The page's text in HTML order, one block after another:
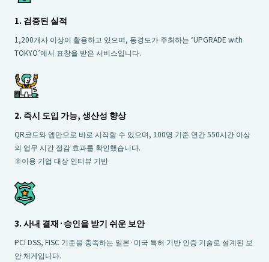
1. 검증된 실적
1,200개사 이상이 활용하고 있으며, 동경도가 주최하는 ‘UPGRADE with
TOKYO’에서 표창을 받은 서비스입니다.
2. 즉시 도입 가능, 생산성 향상
QR코드와 앱만으로 바로 시작할 수 있으며, 100명 기준 연간 550시간 이상
의 업무 시간 절감 효과를 확인했습니다.
※이용 기업 대상 인터뷰 기반
3. 사내 결재·승인을 받기 쉬운 보안
PCI DSS, FISC 기준을 충족하는 일본·미국 특허 기반 인증 기술로 설계된 보
안 체계입니다.